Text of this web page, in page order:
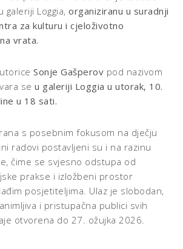
galeriji Loggia,organiziranu u suradnji
za kulturu i cjeloživotno
vrata.
Sonje Gašperov pod nazivom
se u galeriji Loggia u utorak, 10.
u 18 sati.
s posebnim fokusom na dječju
radovi postavljeni su i na razinu
čime se svjesno odstupa od
prakse i izložbeni prostor
posjetiteljima. Ulaz je slobodan,
i pristupačna publici svih
otvorena do 27. ožujka 2026.